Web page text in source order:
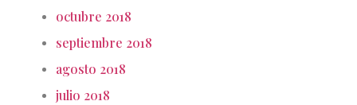
octubre 2018
septiembre 2018
agosto 2018
julio 2018